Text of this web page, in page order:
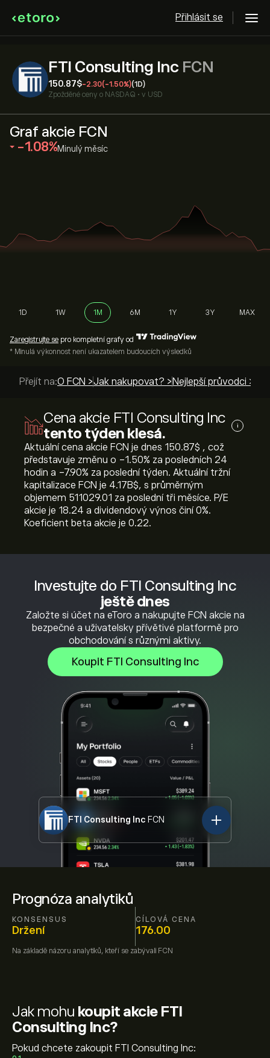
Přihlásit se
FTI Consulting Inc FCN
150.87‎$‎-2.30(-1.50%)(1D)
Zpožděné ceny o NASDAQ • v USD
Prognóza analytiků
KONSENSUS
Držení
CÍLOVÁ CENA
176.00
Na základě názoru analytiků, kteří se zabývali FCN
Investujte do FTI Consulting Inc
ještě dnes
Založte si účet na eToro a nakupujte FCN akcie na
bezpečné a uživatelsky přívětivé platformě pro
obchodování s různými aktivy.
Koupit FTI Consulting Inc
FTI Consulting Inc FCN
Graf akcie FCN
‎-1.08‎ Minulý měsíc
1D 1W 1M 6M 1Y 3Y MAX
Zaregistrujte se pro kompletní grafy od
* Minulá výkonnost není ukazatelem budoucích výsledků
Přejít na:O FCN >Jak nakupovat? > Nejlepší průvodci >
Cena akcie FTI Consulting Inc
tento týden klesá.
i
Aktuální cena akcie FCN je dnes 150.87‎$‎ , což
představuje změnu o ‎-1.50‎% za posledních 24
hodin a ‎-7.90‎% za poslední týden. Aktuální tržní
kapitalizace FCN je 4.17B‎$‎, s průměrným
objemem 511029.01 za poslední tři měsíce. P/E
akcie je 18.24 a dividendový výnos činí 0%.
Koeficient beta akcie je 0.22.
Jak mohu koupit akcie FTI
Consulting Inc?
Pokud chcete zakoupit FTI Consulting Inc: